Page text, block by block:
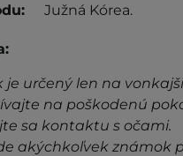
Južná Kórea.
je určený len na
na poškodenú
sa kontaktu s očami.
akýchkoľvek známok